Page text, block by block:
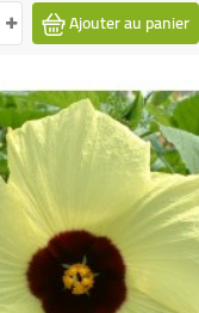
Ajouter au panier